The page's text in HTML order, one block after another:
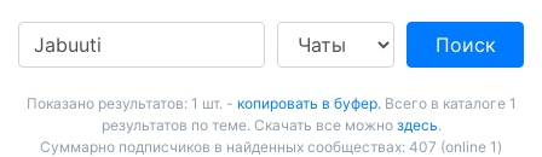
Поиск
Показано результатов: 1 шт. - копировать в буфер.Всего в каталоге 1
результатов по теме. Скачать все можно здесь.
Суммарно подписчиков в найденных сообществах: 407 (online 1)